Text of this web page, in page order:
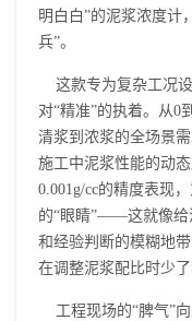
明白白”的泥浆浓度计
兵”。
这款专为复杂工况
对“精准”的执着。从0
清浆到浓浆的全场景
施工中泥浆性能的动
0.001g/cc的精度表现
的“眼睛”——这就像给
和经验判断的模糊地
在调整泥浆配比时少了
工程现场的“脾气”向